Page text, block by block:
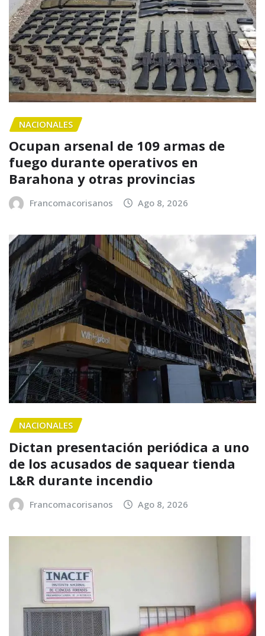
NACIONALES
Ocupan arsenal de 109 armas de
fuego durante operativos en
Barahona y otras provincias
Francomacorisanos Ago 8, 2026
NACIONALES
Dictan presentación periódica a uno
de los acusados de saquear tienda
L&R durante incendio
Francomacorisanos Ago 8, 2026